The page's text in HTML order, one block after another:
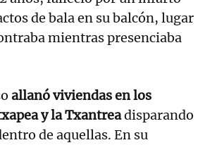
de bala en su balcón, lugar
mientras presenciaba
allanó viviendas en los
y la Txantreadisparando
de aquellas. En su